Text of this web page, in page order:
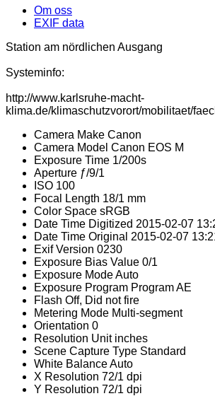
Om oss
EXIF data
Station am nördlichen Ausgang
Systeminfo:
http://www.karlsruhe-macht-
klima.de/klimaschutzvorort/mobilitaet/
Camera Make Canon
Camera Model Canon EOS M
Exposure Time 1/200s
Aperture ƒ/9/1
ISO 100
Focal Length 18/1 mm
Color Space sRGB
Date Time Digitized 2015-02-07
Date Time Original 2015-02-07
Exif Version 0230
Exposure Bias Value 0/1
Exposure ModeAuto
Exposure Program Program AE
Flash Off, Did not fire
Metering Mode Multi-segment
Orientation 0
Resolution Unit inches
Scene Capture Type Standard
White BalanceAuto
X Resolution 72/1 dpi
Y Resolution 72/1 dpi